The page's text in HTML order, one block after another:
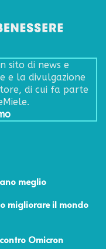
sito di news e
e la divulgazione
di cui fa parte
meglio
migliorare il mondo
Omicron